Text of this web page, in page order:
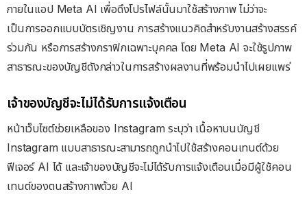
ภายในแอป Meta AI เพื่อดึงโปรไฟล์นั้นมาใช้สร้างภาพ ไม่ว่าจะ
เป็นการออกแบบบัตรเชิญงาน การสร้างแนวคิดสำหรับงานสร้างสรรค์
ร่วมกัน หรือการสร้างกราฟิกเฉพาะบุคคล โดย Meta AI จะใช้รูปภาพ
สาธารณะของบัญชีดังกล่าวในการสร้างผลงานที่พร้อมนำไปเผยแพร่
เจ้าของบัญชีจะไม่ได้รับการแจ้งเตือน
หน้าเว็บไซต์ช่วยเหลือของ Instagram ระบุว่า เนื้อหาบนบัญชี
Instagram แบบสาธารณะสามารถถูกนำไปใช้สร้างคอนเทนต์ด้วย
ฟีเจอร์ AI ได้ และเจ้าของบัญชีจะไม่ได้รับการแจ้งเตือนเมื่อมีผู้ใช้คอน
เทนต์ของตนสร้างภาพด้วย AI